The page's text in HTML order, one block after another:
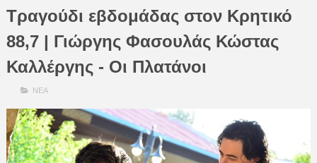
Τραγούδι εβδομάδας στον Κρητικό
88,7 | Γιώργης Φασουλάς Κώστας
Καλλέργης - Οι Πλατάνοι
ΝΕΑ